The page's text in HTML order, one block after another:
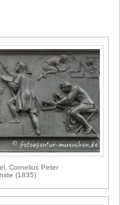
Cornelius Peter
(1835)